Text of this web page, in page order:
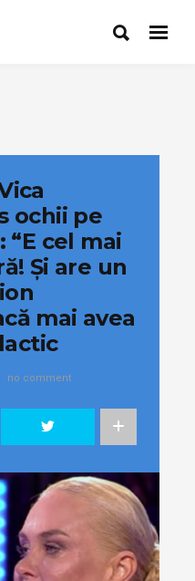
ochii pe
“E cel mai
Și are un
mai avea
no comment